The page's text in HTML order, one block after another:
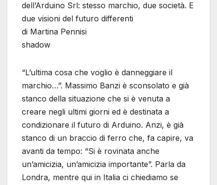
dell’Arduino Srl: stesso marchio, due società. E
due visioni del futuro differenti
di Martina Pennisi
shadow
“L’ultima cosa che voglio è danneggiare il
marchio…”. Massimo Banzi è sconsolato e già
stanco della situazione che si è venuta a
creare negli ultimi giorni ed è destinata a
condizionare il futuro di Arduino. Anzi, è già
stanco di un braccio di ferro che, fa capire, va
avanti da tempo: “Si è rovinata anche
un’amicizia, un’amicizia importante”. Parla da
Londra, mentre qui in Italia ci chiediamo se